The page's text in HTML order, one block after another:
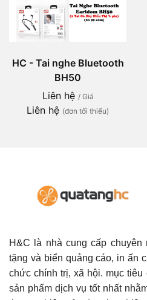
HC - Tai nghe Bluetooth
BH50
Liên hệ / Giá
Liên hệ (đơn tối thiểu)
H&C là nhà cung cấp chuyên
tặng và biển quảng cáo, in ấn
chức chính trị, xã hội. mục
sản phẩm dịch vụ tốt nhất